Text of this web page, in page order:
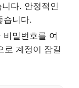
다. 안정적인
습니다.
비밀번호를 여
로 계정이 잠길